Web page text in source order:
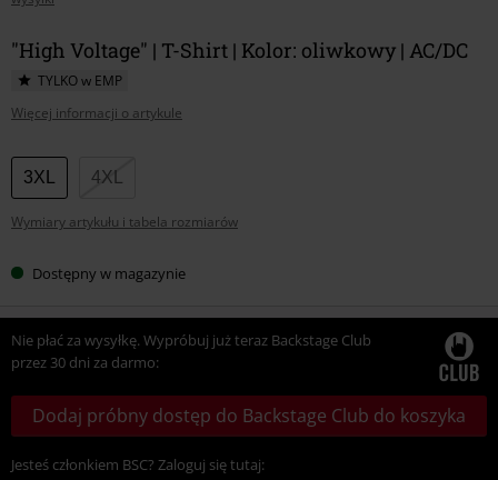
"High Voltage" | T-Shirt | Kolor: oliwkowy | AC/DC
TYLKO w EMP
Więcej informacji o artykule
Wybierz
swój
rozmiar
3XL 4XL
Wymiary artykułu i tabela rozmiarów
Dostępny w magazynie
Nie płać za wysyłkę. Wypróbuj już teraz Backstage Club
przez 30 dni za darmo:
Dodaj próbny dostęp do Backstage Club do koszyka
Jesteś członkiem BSC? Zaloguj się tutaj: